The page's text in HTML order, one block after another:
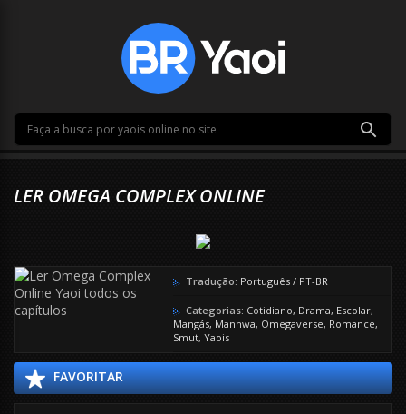
LER OMEGA COMPLEX ONLINE
Tradução: Português / PT-BR
Categorias: Cotidiano, Drama, Escolar,
Mangás, Manhwa, Omegaverse, Romance,
Smut, Yaois
FAVORITAR